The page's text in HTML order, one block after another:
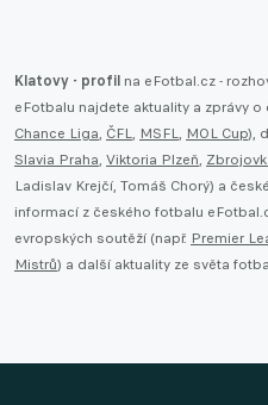
Klatovy - profil na eFotbal.cz -
eFotbalu najdete aktuality a zprávy
Chance Liga, ČFL, MSFL, MOL Cup),
Slavia Praha, Viktoria Plzeň,
Ladislav Krejčí, Tomáš Chorý) a
informací z českého fotbalu
evropských soutěží (např. Premier
Mistrů) a další aktuality ze světa